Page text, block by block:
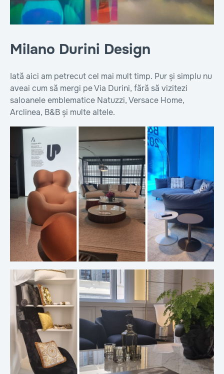
Milano Durini Design
Iată aici am petrecut cel mai mult timp. Pur și simplu nu
aveai cum să mergi pe Via Durini, fără să vizitezi
saloanele emblematice Natuzzi, Versace Home,
Arclinea, B&B și multe altele.